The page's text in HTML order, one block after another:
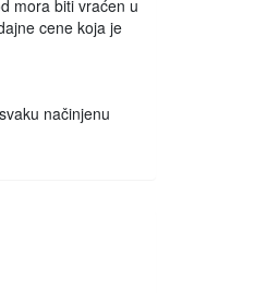
mora biti vraćen u
cene koja je
načinjenu